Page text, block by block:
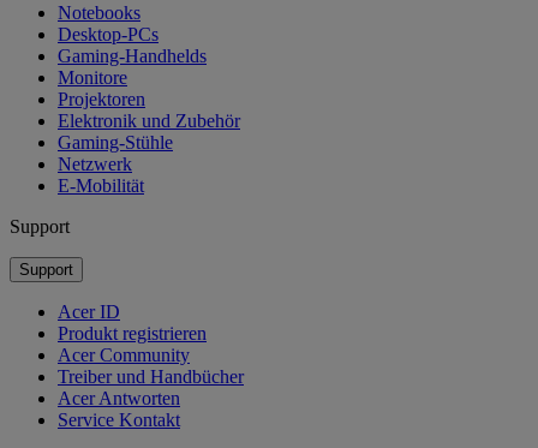
Notebooks
Desktop-PCs
Gaming-Handhelds
Monitore
Projektoren
Elektronik und Zubehör
Gaming-Stühle
Netzwerk
E-Mobilität
Support
Support
Acer ID
Produkt registrieren
Acer Community
Treiber und Handbücher
Acer Antworten
Service Kontakt